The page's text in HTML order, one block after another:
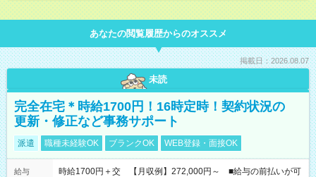
あなたの閲覧履歴からのオススメ
掲載日：2026.08.07
未読
完全在宅＊時給1700円！16時定時！契約状況の
更新・修正など事務サポート
派遣 職種未経験OK ブランクOK WEB登録・面接OK
給与
時給1700円＋交 【月収例】272,000円～ ■給与の前払いが可